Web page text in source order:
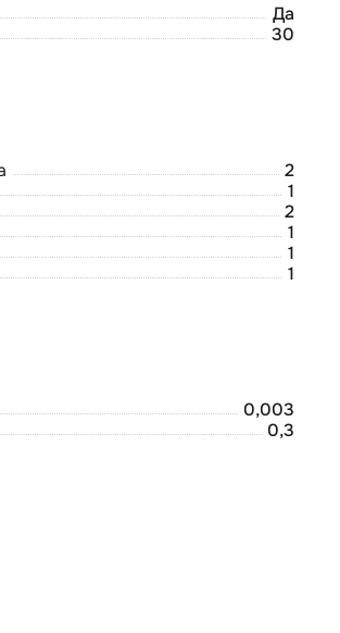
Да
30
2
1
2
1
1
1
0,003
0,3